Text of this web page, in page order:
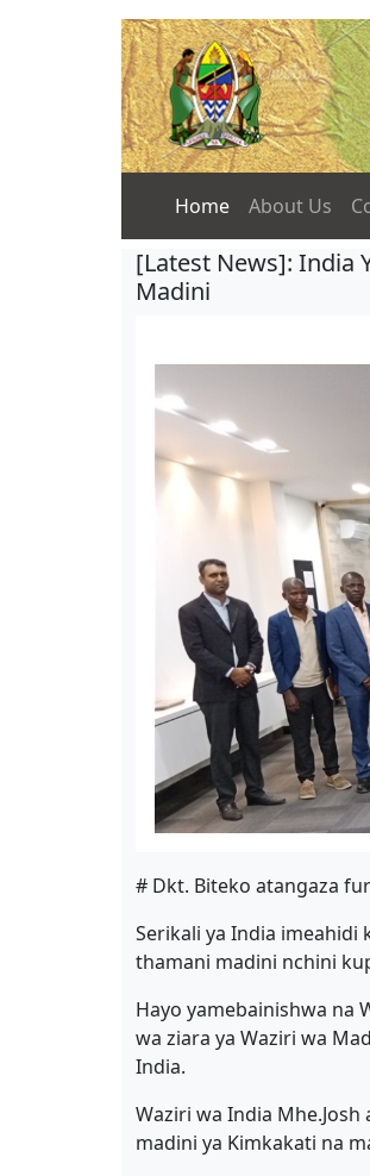
Home About Us
[Latest News]: India
Madini
# Dkt. Biteko atangaza
Serikali ya India imeahidi
thamani madini nchini
Hayo yamebainishwa na
wa ziara ya Waziri wa
India.
Waziri wa India
madini ya Kimkakati na